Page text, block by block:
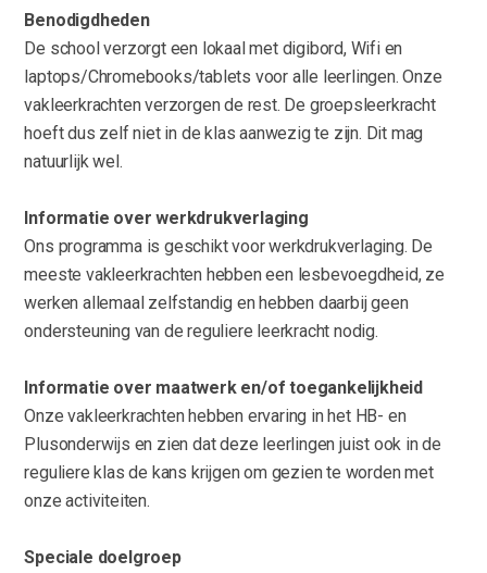
Benodigdheden
De school verzorgt een lokaal met digibord, Wifi en
laptops/Chromebooks/tablets voor alle leerlingen. Onze
vakleerkrachten verzorgen de rest. De groepsleerkracht
hoeft dus zelf niet in de klas aanwezig te zijn. Dit mag
natuurlijk wel.
Informatie over werkdrukverlaging
Ons programma is geschikt voor werkdrukverlaging. De
meeste vakleerkrachten hebben een lesbevoegdheid, ze
werken allemaal zelfstandig en hebben daarbij geen
ondersteuning van de reguliere leerkracht nodig.
Informatie over maatwerk en/of toegankelijkheid
Onze vakleerkrachten hebben ervaring in het HB- en
Plusonderwijs en zien dat deze leerlingen juist ook in de
reguliere klas de kans krijgen om gezien te worden met
onze activiteiten.
Speciale doelgroep